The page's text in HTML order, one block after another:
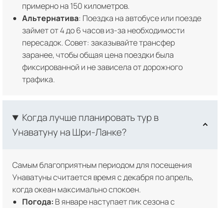
примерно на 150 километров.
Альтернатива: Поездка на автобусе или поезде
займет от 4 до 6 часов из-за необходимости
пересадок. Совет: заказывайте трансфер
заранее, чтобы общая цена поездки была
фиксированной и не зависела от дорожного
трафика.
Когда лучше планировать тур в
Унаватуну на Шри-Ланке?
Самым благоприятным периодом для посещения
Унаватуны считается время с декабря по апрель,
когда океан максимально спокоен.
Погода: В январе наступает пик сезона с